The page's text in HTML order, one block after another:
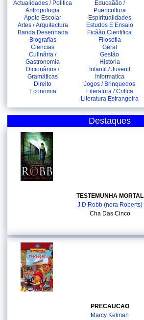
Actualidades / Politica
Antropologia
Apoio Escolar
Artes / Arquitectura
Banda Desenhada
Biografias
Ciencias
Culinãria /
Gastronomia
Dicionãrios /
Gramãticas
Direito
Economia
Educaãão /
Puericultura
Espiritualidades
Estudos E Ensaio
Ficãão Cientifica
Filosofia
Geral
Gestão
Historia
Infantil / Juvenil
Informatica
Jogos / Brinquedos
Literatura / Critica
Literatura Estrangeira
Destaques
TESTEMUNHA MORTAL
J D Robb (nora Roberts)
Cha Das Cinco
PRECAUCAO
Marcy Kelman